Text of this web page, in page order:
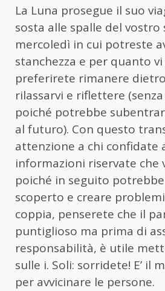
La Luna prosegue il suo
sosta alle spalle del vostro
mercoledì in cui potreste
stanchezza e per quanto
preferirete rimanere
rilassarvi e riflettere
poiché potrebbe
al futuro). Con questo
attenzione a chi confidate
informazioni riservate che
poiché in seguito
scoperto e creare
coppia, penserete che il
puntiglioso ma prima di
responsabilità, è utile
sulle i. Soli: sorridete! E’ il
per avvicinare le persone.